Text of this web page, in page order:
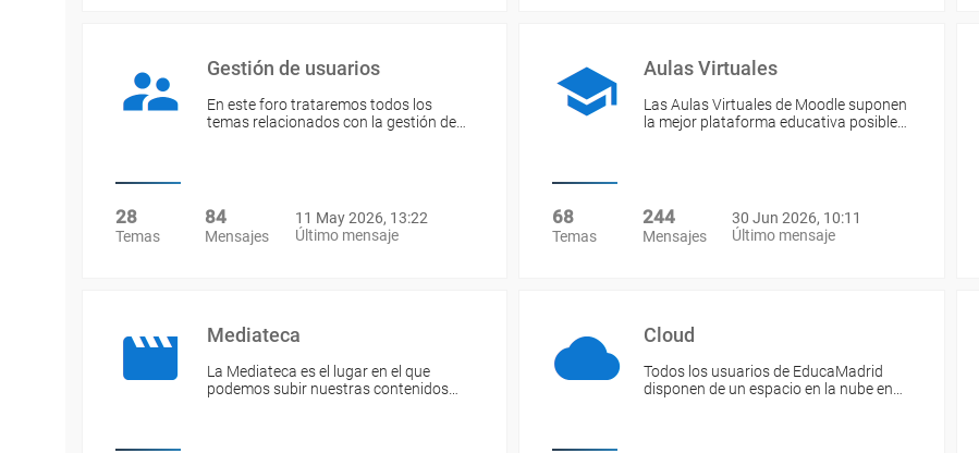
Gestión de usuarios
En este foro trataremos todos los
temas relacionados con la gestión de…
28
Temas
84
Mensajes
11 May 2026, 13:22
Último mensaje
Aulas Virtuales
Las Aulas Virtuales de Moodle suponen
la mejor plataforma educativa posible…
68
Temas
244
Mensajes
30 Jun 2026, 10:11
Último mensaje
Mediateca
La Mediateca es el lugar en el que
podemos subir nuestras contenidos…
Cloud
Todos los usuarios de EducaMadrid
disponen de un espacio en la nube en…